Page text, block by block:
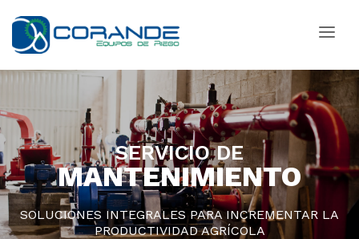
SERVICIO DE
MANTENIMIENTO
SOLUCIONES INTEGRALES PARA INCREMENTAR LA
PRODUCTIVIDAD AGRÍCOLA